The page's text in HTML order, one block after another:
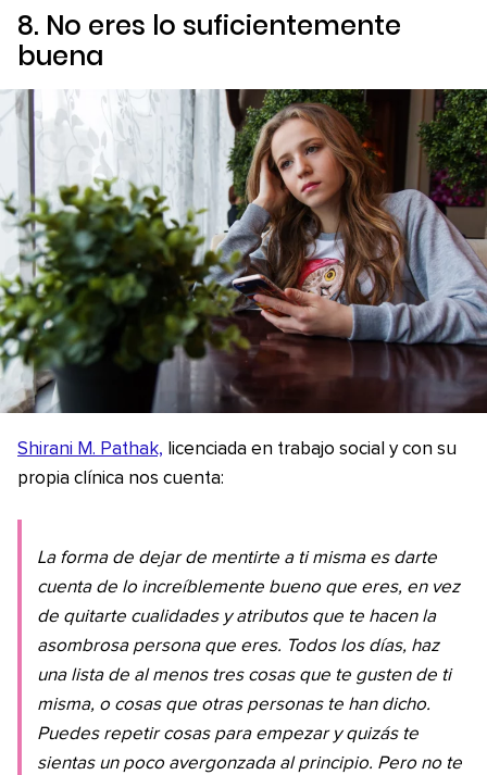
8. No eres lo suficientemente
buena
Shirani M. Pathak, licenciada en trabajo social y con su
propia clínica nos cuenta:
La forma de dejar de mentirte a ti misma es darte
cuenta de lo increíblemente bueno que eres, en vez
de quitarte cualidades y atributos que te hacen la
asombrosa persona que eres. Todos los días, haz
una lista de al menos tres cosas que te gusten de ti
misma, o cosas que otras personas te han dicho.
Puedes repetir cosas para empezar y quizás te
sientas un poco avergonzada al principio. Pero no te